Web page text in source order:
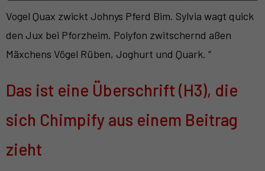
Vogel Quax zwickt Johnys Pferd Bim. Sylvia wagt quick
den Jux bei Pforzheim. Polyfon zwitschernd aßen
Mäxchens Vögel Rüben, Joghurt und Quark. “
Das ist eine Überschrift (H3), die
sich Chimpify aus einem Beitrag
zieht